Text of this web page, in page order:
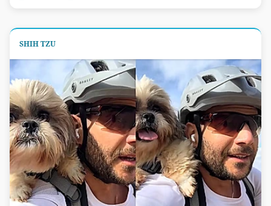
SHIH TZU